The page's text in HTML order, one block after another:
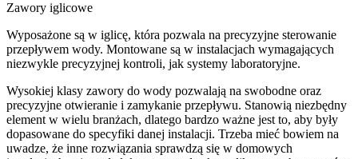
Zawory iglicowe
Wyposażone są w iglicę, która pozwala na precyzyjne sterowanie
przepływem wody. Montowane są w instalacjach wymagających
niezwykle precyzyjnej kontroli, jak systemy laboratoryjne.
Wysokiej klasy zawory do wody pozwalają na swobodne oraz
precyzyjne otwieranie i zamykanie przepływu. Stanowią niezbędny
element w wielu branżach, dlatego bardzo ważne jest to, aby były
dopasowane do specyfiki danej instalacji. Trzeba mieć bowiem na
uwadze, że inne rozwiązania sprawdzą się w domowych